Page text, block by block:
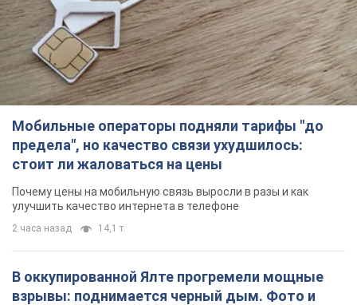
Мобильные операторы подняли тарифы "до
предела", но качество связи ухудшилось:
стоит ли жаловаться на цены
Почему цены на мобильную связь выросли в разы и как
улучшить качество интернета в телефоне
2 часа назад 14,1 т.
В оккупированной Ялте прогремели мощные
взрывы: поднимается черный дым. Фото и